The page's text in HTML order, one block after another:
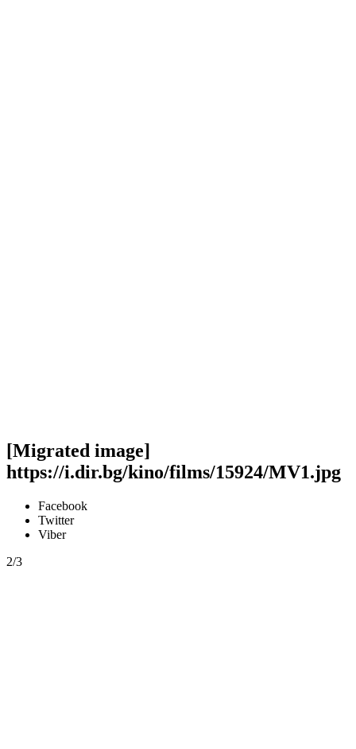
[Migrated image]
https://i.dir.bg/kino/films/15924/MV1.jpg
Facebook
Twitter
Viber
2/3